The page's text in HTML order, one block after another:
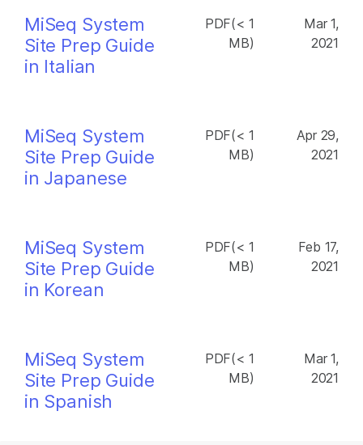
MiSeq System
Site Prep Guide
in Italian
PDF(< 1
MB)
Mar 1,
2021
MiSeq System
Site Prep Guide
in Japanese
PDF(< 1
MB)
Apr 29,
2021
MiSeq System
Site Prep Guide
in Korean
PDF(< 1
MB)
Feb 17,
2021
MiSeq System
Site Prep Guide
in Spanish
PDF(< 1
MB)
Mar 1,
2021